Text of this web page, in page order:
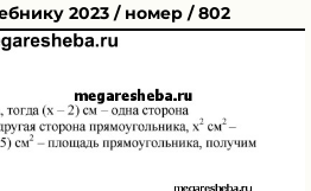
2023 / номер / 802